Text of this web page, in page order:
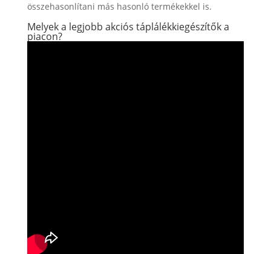
összehasonlítani más hasonló termékekkel is.
Melyek a legjobb akciós táplálékkiegészítők a
piacon?